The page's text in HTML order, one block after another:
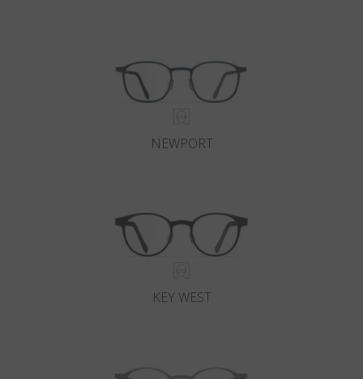
NEWPORT
KEY WEST